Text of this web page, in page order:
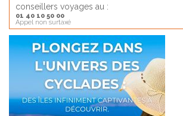
conseillers voyages au :
01 40 10 50 00
Appel non surtaxé